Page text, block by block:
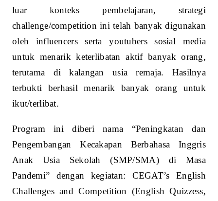
luar konteks pembelajaran, strategi
challenge/competition ini telah banyak digunakan
oleh influencers serta youtubers sosial media
untuk menarik keterlibatan aktif banyak orang,
terutama di kalangan usia remaja. Hasilnya
terbukti berhasil menarik banyak orang untuk
ikut/terlibat.
Program ini diberi nama “Peningkatan dan
Pengembangan Kecakapan Berbahasa Inggris
Anak Usia Sekolah (SMP/SMA) di Masa
Pandemi” dengan kegiatan: CEGAT’s English
Challenges and Competition (English Quizzess,